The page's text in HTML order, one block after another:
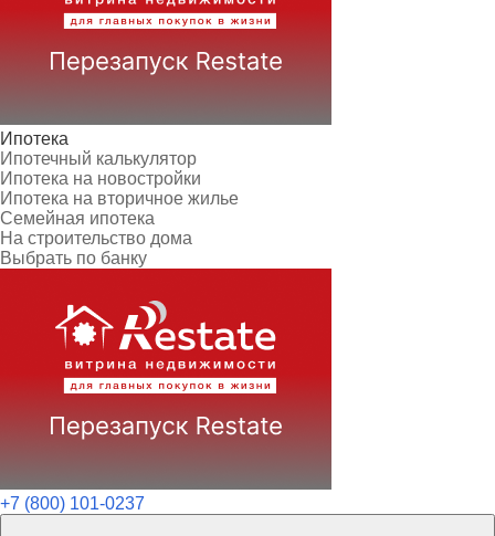
Ипотека
Ипотечный калькулятор
Ипотека на новостройки
Ипотека на вторичное жилье
Семейная ипотека
На строительство дома
Выбрать по банку
+7 (800) 101-0237